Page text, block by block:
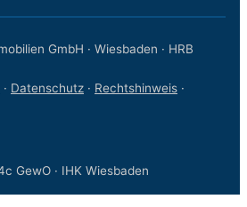
GmbH · Wiesbaden · HRB
· Datenschutz · Rechtshinweis ·
GewO · IHK Wiesbaden